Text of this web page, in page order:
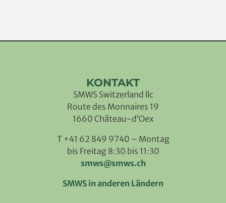
KONTAKT
SMWS Switzerland llc
Route des Monnaires 19
1660 Château-d’Oex
T +41 62 849 9740 – Montag
bis Freitag 8:30 bis 11:30
smws@smws.ch
SMWS in anderen Ländern